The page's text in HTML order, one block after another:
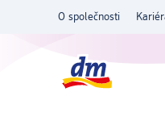
O společnosti